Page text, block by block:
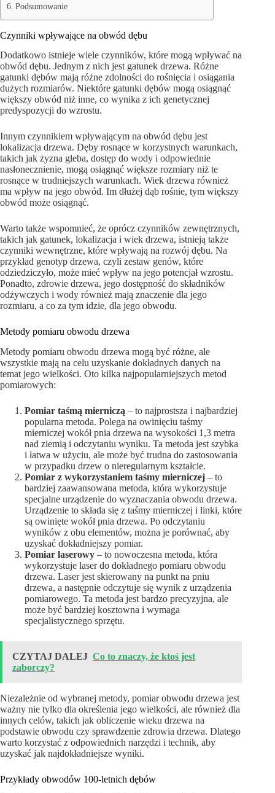
Podsumowanie
Czynniki wpływające na obwód dębu
Dodatkowo istnieje wiele czynników, które mogą wpływać na
obwód dębu. Jednym z nich jest gatunek drzewa. Różne
gatunki dębów mają różne zdolności do rośnięcia i osiągania
dużych rozmiarów. Niektóre gatunki dębów mogą osiągnąć
większy obwód niż inne, co wynika z ich genetycznej
predyspozycji do wzrostu.
Innym czynnikiem wpływającym na obwód dębu jest
lokalizacja drzewa. Dęby rosnące w korzystnych warunkach,
takich jak żyzna gleba, dostęp do wody i odpowiednie
nasłonecznienie, mogą osiągnąć większe rozmiary niż te
rosnące w trudniejszych warunkach. Wiek drzewa również
ma wpływ na jego obwód. Im dłużej dąb rośnie, tym większy
obwód może osiągnąć.
Warto także wspomnieć, że oprócz czynników zewnętrznych,
takich jak gatunek, lokalizacja i wiek drzewa, istnieją także
czynniki wewnętrzne, które wpływają na rozwój dębu. Na
przykład genotyp drzewa, czyli zestaw genów, które
odziedziczyło, może mieć wpływ na jego potencjał wzrostu.
Ponadto, zdrowie drzewa, jego dostępność do składników
odżywczych i wody również mają znaczenie dla jego
rozmiaru, a co za tym idzie, dla jego obwodu.
Metody pomiaru obwodu drzewa
Metody pomiaru obwodu drzewa mogą być różne, ale
wszystkie mają na celu uzyskanie dokładnych danych na
temat jego wielkości. Oto kilka najpopularniejszych metod
pomiarowych:
Pomiar taśmą mierniczą – to najprostsza i najbardziej
popularna metoda. Polega na owinięciu taśmy
mierniczej wokół pnia drzewa na wysokości 1,3 metra
nad ziemią i odczytaniu wyniku. Ta metoda jest szybka
i łatwa w użyciu, ale może być trudna do zastosowania
w przypadku drzew o nieregularnym kształcie.
Pomiar z wykorzystaniem taśmy mierniczej – to
bardziej zaawansowana metoda, która wykorzystuje
specjalne urządzenie do wyznaczania obwodu drzewa.
Urządzenie to składa się z taśmy mierniczej i linki, które
są owinięte wokół pnia drzewa. Po odczytaniu
wyników z obu elementów, można je porównać, aby
uzyskać dokładniejszy pomiar.
Pomiar laserowy – to nowoczesna metoda, która
wykorzystuje laser do dokładnego pomiaru obwodu
drzewa. Laser jest skierowany na punkt na pniu
drzewa, a następnie odczytuje się wynik z urządzenia
pomiarowego. Ta metoda jest bardzo precyzyjna, ale
może być bardziej kosztowna i wymaga
specjalistycznego sprzętu.
CZYTAJ DALEJ Co to znaczy, że ktoś jest
zaborczy?
Niezależnie od wybranej metody, pomiar obwodu drzewa jest
ważny nie tylko dla określenia jego wielkości, ale również dla
innych celów, takich jak obliczenie wieku drzewa na
podstawie obwodu czy sprawdzenie zdrowia drzewa. Dlatego
warto korzystać z odpowiednich narzędzi i technik, aby
uzyskać jak najdokładniejsze wyniki.
Przykłady obwodów 100-letnich dębów